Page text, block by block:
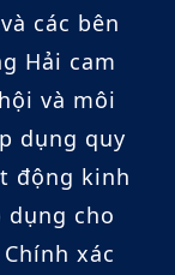
các bên
Hải cam
và môi
dụng quy
động kinh
dụng cho
xác